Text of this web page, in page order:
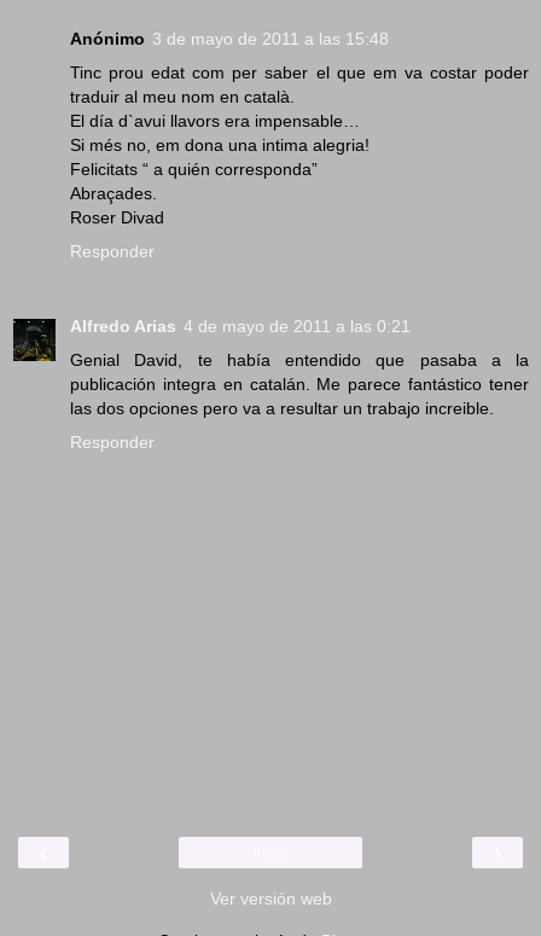
Anónimo 3 de mayo de 2011 a las 15:48
Tinc prou edat com per saber el que em va costar poder
traduir al meu nom en català.
El día d`avui llavors era impensable…
Si més no, em dona una intima alegria!
Felicitats “ a quién corresponda”
Abraçades.
Roser Divad
Responder
Alfredo Arias 4 de mayo de 2011 a las 0:21
Genial David, te había entendido que pasaba a la
publicación integra en catalán. Me parece fantástico tener
las dos opciones pero va a resultar un trabajo increible.
Responder
Ver versión web